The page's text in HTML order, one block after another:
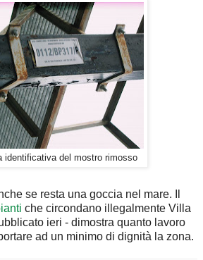
identificativa del mostro rimosso
se resta una goccia nel mare. Il
che circondano illegalmente Villa
ieri - dimostra quanto lavoro
ad un minimo di dignità la zona.